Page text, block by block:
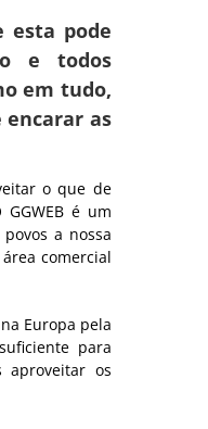
esta pode
e todos
em tudo,
encarar as
o que de
é um
a nossa
comercial
Europa pela
para
aproveitar os